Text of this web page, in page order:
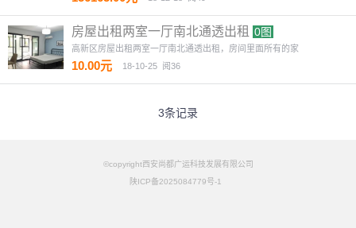
房屋出租两室一厅南北通透出租 0图
高新区房屋出租两室一厅南北通透出租，房间里面所有的家
10.00元 18-10-25 阅36
3条记录
©copyright西安尚都广运科技发展有限公司
陕ICP备2025084779号-1